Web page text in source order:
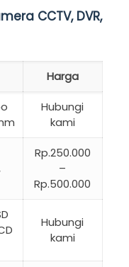
CCTV, DVR,
Harga
Hubungi
kami
Rp.250.000
–
Rp.500.000
Hubungi
kami